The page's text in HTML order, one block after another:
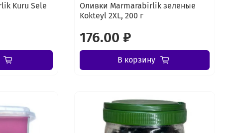
Kuru Sele
Оливки Marmarabirlik зеленые
Kokteyl 2XL, 200 г
176.00 ₽
В корзину